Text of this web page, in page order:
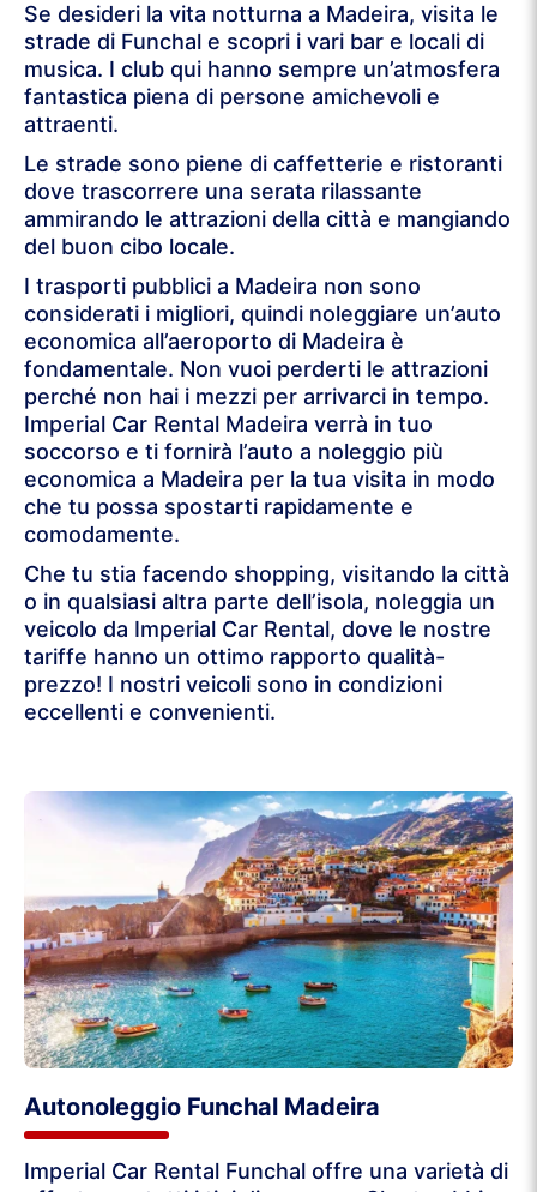
Se desideri la vita notturna a Madeira, visita le
strade di Funchal e scopri i vari bar e locali di
musica. I club qui hanno sempre un’atmosfera
fantastica piena di persone amichevoli e
attraenti.
Le strade sono piene di caffetterie e ristoranti
dove trascorrere una serata rilassante
ammirando le attrazioni della città e mangiando
del buon cibo locale.
I trasporti pubblici a Madeira non sono
considerati i migliori, quindi noleggiare un’auto
economica all’aeroporto di Madeira è
fondamentale. Non vuoi perderti le attrazioni
perché non hai i mezzi per arrivarci in tempo.
Imperial Car Rental Madeira verrà in tuo
soccorso e ti fornirà l’auto a noleggio più
economica a Madeira per la tua visita in modo
che tu possa spostarti rapidamente e
comodamente.
Che tu stia facendo shopping, visitando la città
o in qualsiasi altra parte dell’isola, noleggia un
veicolo da Imperial Car Rental, dove le nostre
tariffe hanno un ottimo rapporto qualità-
prezzo! I nostri veicoli sono in condizioni
eccellenti e convenienti.
Autonoleggio Funchal Madeira
Imperial Car Rental Funchal offre una varietà di